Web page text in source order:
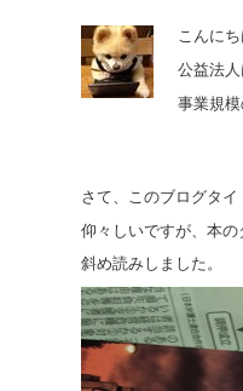
こんにち
公益法
事業規
さて、このブログタイ
仰々しいですが、本の
斜め読みしました。